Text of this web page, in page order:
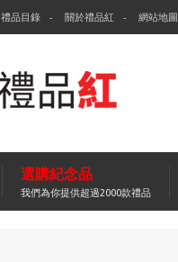
禮品目錄 關於禮品紅 網站地圖
選購紀念品
我們為你提供超過2000款禮品